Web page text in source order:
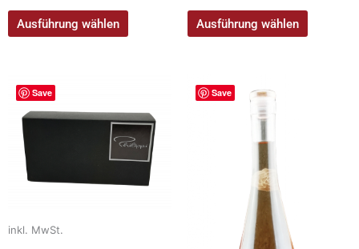
Ausführung wählen Ausführung wählen
Save
inkl. MwSt.
Dieses
Produkt
weist
mehrere
Varianten
können
Save
Dieses
Produkt